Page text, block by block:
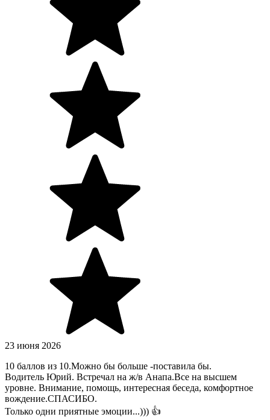
23 июня 2026
10 баллов из 10.Можно бы больше -поставила бы.
Водитель Юрий. Встречал на ж/в Анапа.Все на высшем
уровне. Внимание, помощь, интересная беседа, комфортное
вождение.СПАСИБО.
Только одни приятные эмоции...))) 👍